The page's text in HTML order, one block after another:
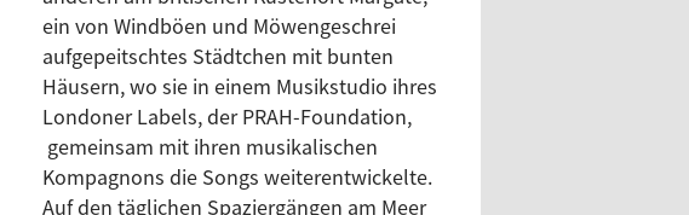
Londoner Labels, derPRAH-Foundation,
gemeinsam mit ihren musikalischen
Kompagnons die Songs weiterentwickelte.
Auf den täglichen Spaziergängen am Meer